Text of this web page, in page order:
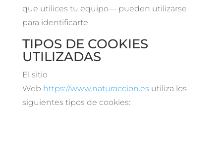
que utilices tu equipo— pueden utilizarse
para identificarte.
TIPOS DE COOKIES
UTILIZADAS
El sitio
Web https://www.naturaccion.es utiliza los
siguientes tipos de cookies: